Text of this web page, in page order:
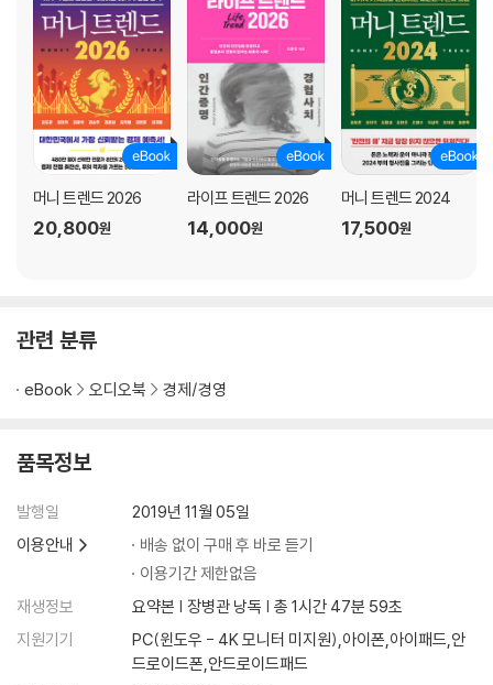
머니 트렌드 2026
20,800원
라이프 트렌드 2026
14,000원
머니 트렌드 2024
17,500원
관련 분류
eBook 오디오북 경제/경영
품목정보
발행일
2019년 11월 05일
이용안내
배송 없이 구매 후 바로 듣기
이용기간 제한없음
재생정보
요약본 | 장병관 낭독 | 총 1시간 47분 59초
지원기기
PC(윈도우 - 4K 모니터 미지원),아이폰,아이패드,안
드로이드폰,안드로이드패드